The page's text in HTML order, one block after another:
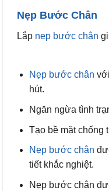
Nẹp Bước Chân
Lắp nẹp bước chân
Nẹp bước chân
hút.
Ngăn ngừa tình
Tạo bề mặt chống
Nẹp bước chân
tiết khắc nghiệt.
Nẹp bước chân